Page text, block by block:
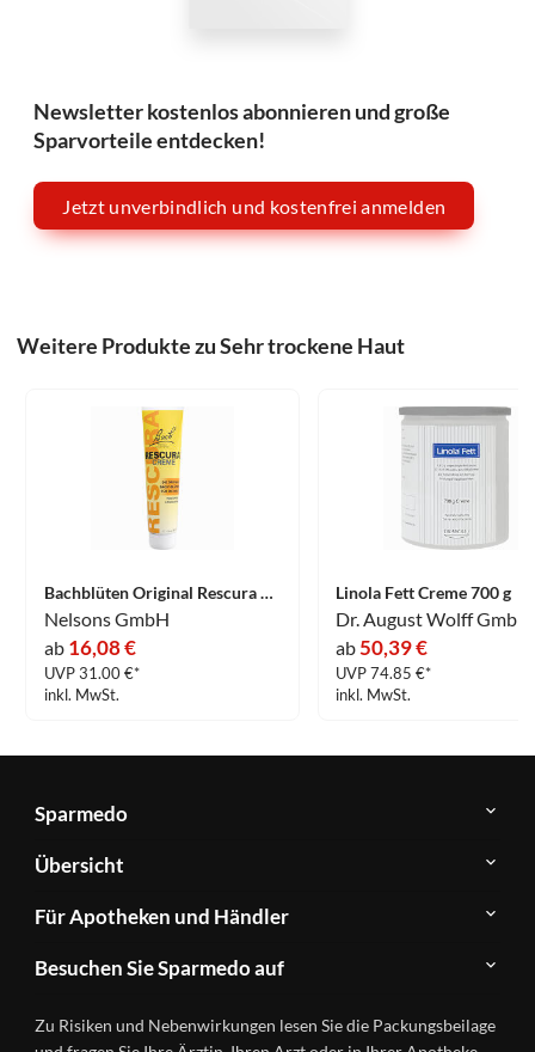
Newsletter kostenlos abonnieren und große
Sparvorteile entdecken!
Jetzt unverbindlich und kostenfrei anmelden
Weitere Produkte zu Sehr trockene Haut
Bachblüten Original Rescura Creme 150 ml
Nelsons GmbH
ab 16,08 €
UVP 31.00 €*
inkl. MwSt.
Linola Fett Creme 700 g
ab50,39 €
UVP 74.85 €*
inkl. MwSt.
Sparmedo
Über
Sparmedo
FAQ
Kontakt
Datenschutz
Nutzungsbedingungen
Übersicht
Herstellerverzeichnis
Produkte
A-
Ratgeber
Für Apotheken und Händler
&
Händlerlogin
Besuchen Sie Sparmedo auf
Instagram
Zu Risiken und Nebenwirkungen lesen Sie die Packungsbeilage